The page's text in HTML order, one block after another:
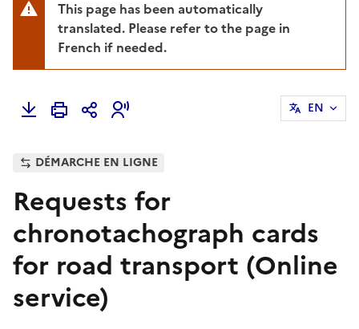
This page has been automatically
translated. Please refer to the page in
French if needed.
EN
DÉMARCHE EN LIGNE
Requests for
chronotachograph cards
for road transport (Online
service)